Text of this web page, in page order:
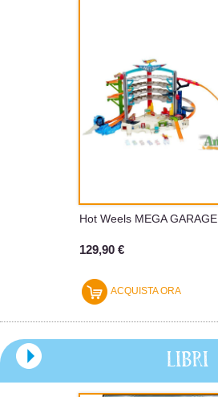
Hot Weels MEGA GARAGE
129,90 €
ACQUISTA ORA
LIBRI